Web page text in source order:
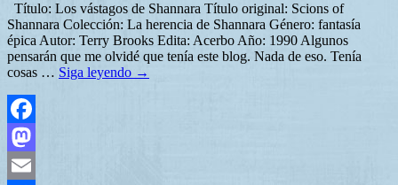
Título: Los vástagos de Shannara Título original: Scions of
Shannara Colección: La herencia de Shannara Género: fantasía
épica Autor: Terry Brooks Edita: Acerbo Año: 1990 Algunos
pensarán que me olvidé que tenía este blog. Nada de eso. Tenía
cosas … Siga leyendo →
Facebook
Mastodon